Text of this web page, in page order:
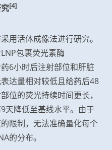
[4]
用活体成像法进行研究。
包裹荧光素酶
6小时后注射部位和肝脏
达量相对较低且给药后48
位的荧光持续时间更长，
天降低至基线水平。由于
限制，无法准确量化每个
的分布。